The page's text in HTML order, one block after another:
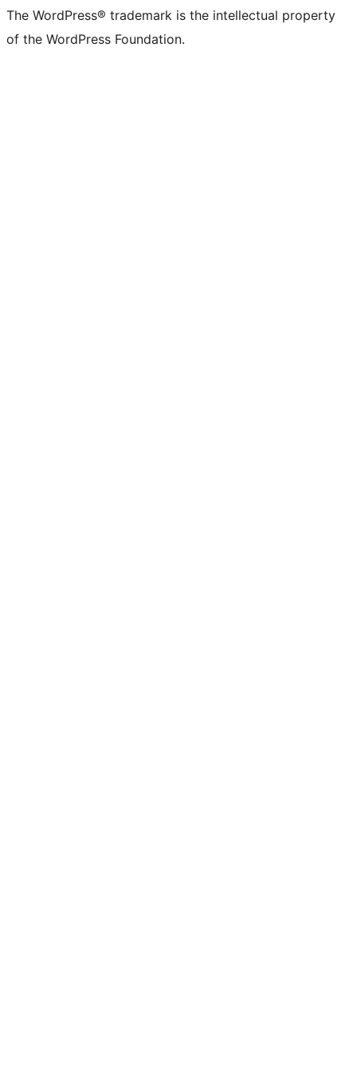
The WordPress® trademark is the intellectual property
of the WordPress Foundation.